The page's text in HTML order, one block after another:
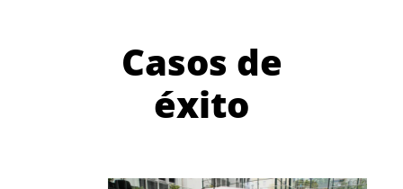
Casos de
éxito